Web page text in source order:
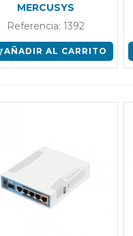
MERCUSYS
Referencia: 1392
AÑADIR AL CARRITO